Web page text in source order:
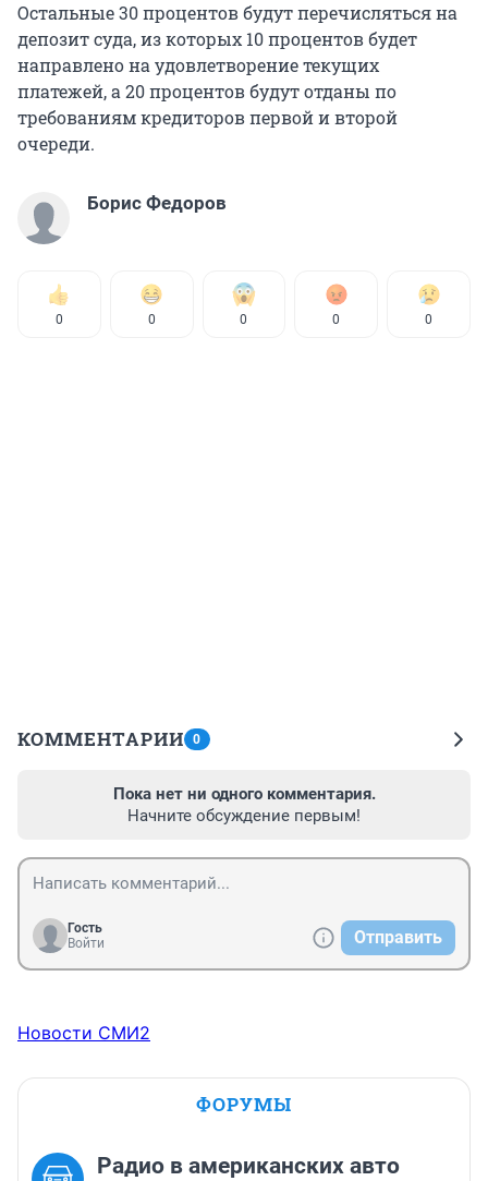
Остальные 30 процентов будут перечисляться на
депозит суда, из которых 10 процентов будет
направлено на удовлетворение текущих
платежей, а 20 процентов будут отданы по
требованиям кредиторов первой и второй
очереди.
Борис Федоров
0 0 0 0 0
КОММЕНТАРИИ 0
Пока нет ни одного комментария.
Начните обсуждение первым!
Гость
Войти
Отправить
Новости СМИ2
ФОРУМЫ
Радио в американских авто